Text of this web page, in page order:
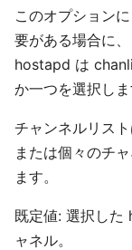
このオプション
要がある場合に、
hostapd は
か一つを選択しま
チャンネルリス
または個々のチ
ます。
既定値: 選択した
ャネル。